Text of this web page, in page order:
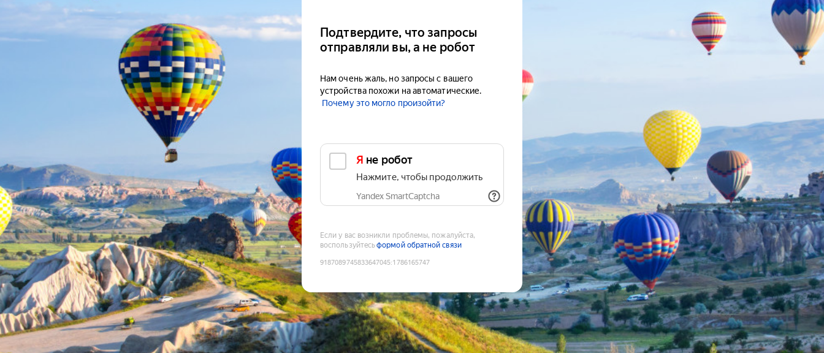
Подтвердите, что запросы
отправляли вы, а не робот
Нам очень жаль, но запросы с вашего
устройства похожи на автоматические.
Почему это могло произойти?
Я не робот
Нажмите, чтобы продолжить
Yandex SmartCaptcha
Если у вас возникли проблемы, пожалуйста,
воспользуйтесьформой обратной связи
9187089745833647045:1786165747